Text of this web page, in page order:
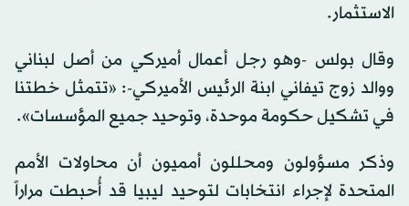
الاستثمار.
وقال بولس -وهو رجل أعمال أميركي من أصل لبناني
ووالد زوج تيفاني ابنة الرئيس الأميركي-: «تتمثل خطتنا
في تشكيل حكومة موحدة، وتوحيد جميع المؤسسات».
وذكر مسؤولون ومحللون أمميون أن محاولات الأمم
المتحدة لإجراء انتخابات لتوحيد ليبيا قد أُحبطت مراراً